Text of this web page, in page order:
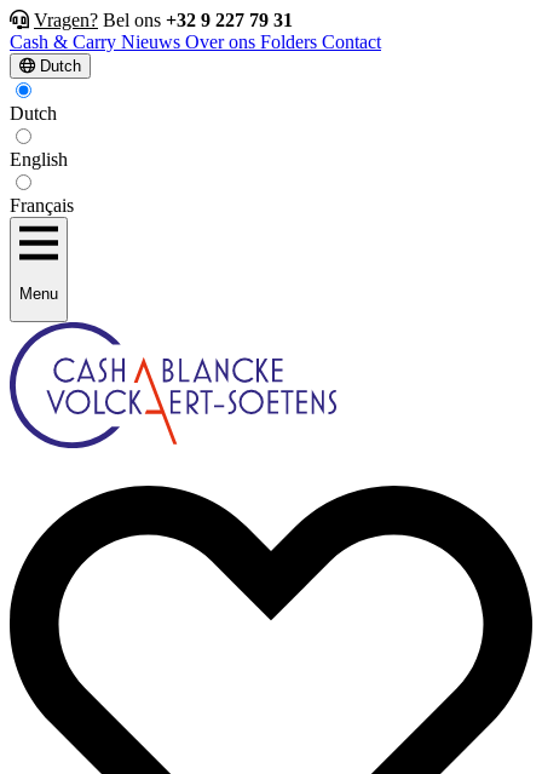
Vragen? Bel ons +32 9 227 79 31
Cash & Carry Nieuws Over ons Folders Contact
Dutch
Dutch
English
Français
Menu